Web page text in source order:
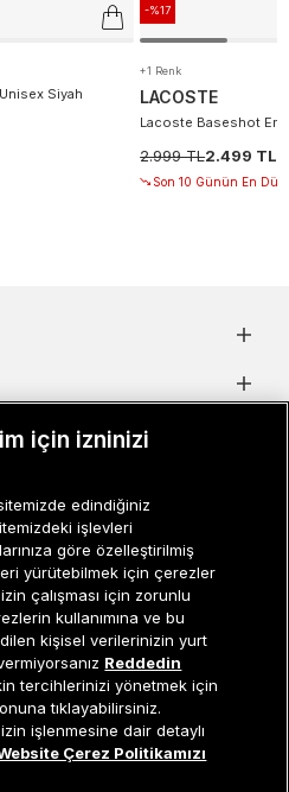
Ekle
Siyah
-%17
+1 Renk
LACOSTE
Lacoste Baseshot
2.999 TL2.499 TL
Son 10 Günün En
20
markasıdır. © Eren Holding
için izninizi
edindiğiniz
işlevleri
göre özelleştirilmiş
yürütebilmek için çerezler
çalışması için zorunlu
kullanımına ve bu
kişisel verilerinizin yurt
Reddedin
tercihlerinizi yönetmek için
tıklayabilirsiniz.
işlenmesine dair detaylı
Çerez Politikamızı